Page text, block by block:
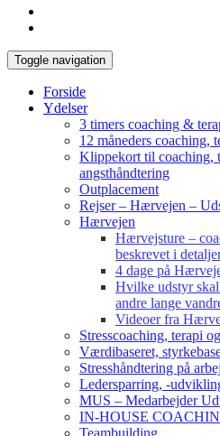
Toggle navigation
Forside
Ydelser
3 timers coaching &
12 måneders coaching,
Klippekort til coaching,
angsthåndtering
Outplacement
Rejser – Hærvejen –
Hærvejen
Hærvejsture –
beskrevet i
4 dage på
Hvilke udstyr
andre lange
Videoer fra
Stresscoaching, terapi
Værdibaseret,
Stresshåndtering på
Ledersparring, -
MUS – Medarbejder
IN-HOUSE
Teambuilding